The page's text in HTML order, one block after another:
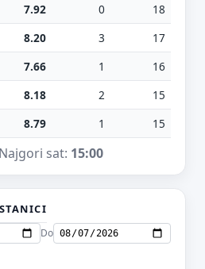
7.92 0
18
8.20 3
17
7.66 1
16
8.18 2
15
8.79 1 15
sat: 15:00
Do